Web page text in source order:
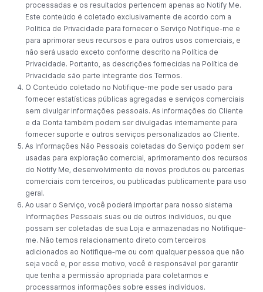
processadas e os resultados pertencem apenas ao Notify Me.
Este conteúdo é coletado exclusivamente de acordo com a
Política de Privacidade para fornecer o Serviço Notifique-me e
para aprimorar seus recursos e para outros usos comerciais, e
não será usado exceto conforme descrito na Política de
Privacidade. Portanto, as descrições fornecidas na Política de
Privacidade são parte integrante dos Termos.
O Conteúdo coletado no Notifique-me pode ser usado para
fornecer estatísticas públicas agregadas e serviços comerciais
sem divulgar informações pessoais. As informações do Cliente
e da Conta também podem ser divulgadas internamente para
fornecer suporte e outros serviços personalizados ao Cliente.
As Informações Não Pessoais coletadas do Serviço podem ser
usadas para exploração comercial, aprimoramento dos recursos
do Notify Me, desenvolvimento de novos produtos ou parcerias
comerciais com terceiros, ou publicadas publicamente para uso
geral.
Ao usar o Serviço, você poderá importar para nosso sistema
Informações Pessoais suas ou de outros indivíduos, ou que
possam ser coletadas de sua Loja e armazenadas no Notifique-
me. Não temos relacionamento direto com terceiros
adicionados ao Notifique-me ou com qualquer pessoa que não
seja você e, por esse motivo, você é responsável por garantir
que tenha a permissão apropriada para coletarmos e
processarmos informações sobre esses indivíduos.